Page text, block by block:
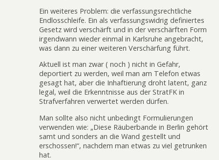
Ein weiteres Problem: die verfassungsrechtliche
Endlosschleife. Ein als verfassungswidrig definiertes
Gesetz wird verschärft und in der verschärften Form
irgendwann wieder einmal in Karlsruhe angebracht,
was dann zu einer weiteren Verschärfung führt.
Aktuell ist man zwar ( noch ) nicht in Gefahr,
deportiert zu werden, weil man am Telefon etwas
gesagt hat, aber die Inhaftierung droht latent, ganz
legal, weil die Erkenntnisse aus der StratFK in
Strafverfahren verwertet werden dürfen.
Man sollte also nicht unbedingt Formulierungen
verwenden wie: „Diese Räuberbande in Berlin gehört
samt und sonders an die Wand gestellt und
erschossen!“, nachdem man etwas zu viel getrunken
hat.